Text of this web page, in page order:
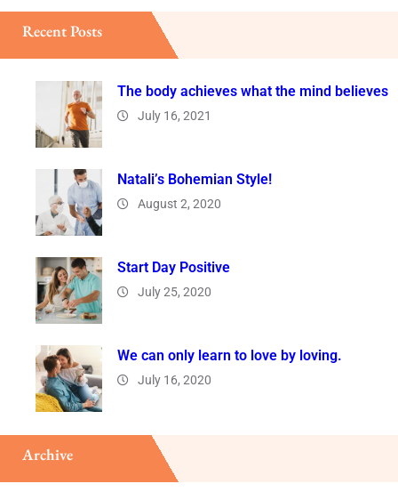
Recent Posts
The body achieves what the mind believes
July 16, 2021
Natali’s Bohemian Style!
August 2, 2020
Start Day Positive
July 25, 2020
We can only learn to love by loving.
July 16, 2020
Archive